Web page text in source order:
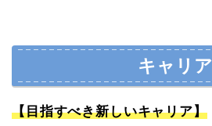
キャリア
【目指すべき新しいキャリア】